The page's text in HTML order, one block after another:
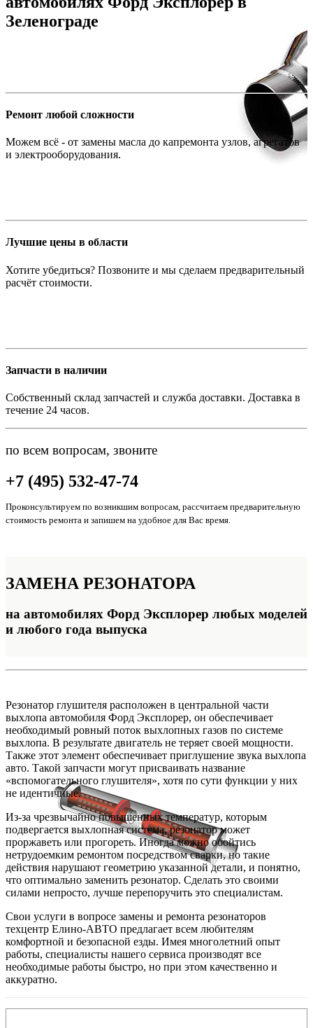
Зеленограде
Ремонт любой сложности
Можем всё - от замены масла до капремонта узлов, агрегатов
и электрооборудования.
Лучшие цены в области
Хотите убедиться? Позвоните и мы сделаем предварительный
расчёт стоимости.
Запчасти в наличии
Собственный склад запчастей и служба доставки. Доставка в
течение 24 часов.
по всем вопросам, звоните
+7 (495) 532-47-74
Проконсультируем по возникшим вопросам, рассчитаем предварительную
стоимость ремонта и запишем на удобное для Вас время.
ЗАМЕНА РЕЗОНАТОРА
на автомобилях Форд Эксплорер любых моделей
и любого года выпуска
Резонатор глушителя расположен в центральной части
выхлопа автомобиля Форд Эксплорер, он обеспечивает
необходимый ровный поток выхлопных газов по системе
выхлопа. В результате двигатель не теряет своей мощности.
Также этот элемент обеспечивает приглушение звука выхлопа
авто. Такой запчасти могут присваивать название
«вспомогательного глушителя», хотя по сути функции у них
не идентичные.
Из-за чрезвычайно повышенных температур, которым
подвергается выхлопная система, резонатор может
проржаветь или прогореть. Иногда можно обойтись
нетрудоемким ремонтом посредством сварки, но такие
действия нарушают геометрию указанной детали, и понятно,
что оптимально заменить резонатор. Сделать это своими
силами непросто, лучше перепоручить это специалистам.
Свои услуги в вопросе замены и ремонта резонаторов
техцентр Елино-АВТО предлагает всем любителям
комфортной и безопасной езды. Имея многолетний опыт
работы, специалисты нашего сервиса производят все
необходимые работы быстро, но при этом качественно и
аккуратно.